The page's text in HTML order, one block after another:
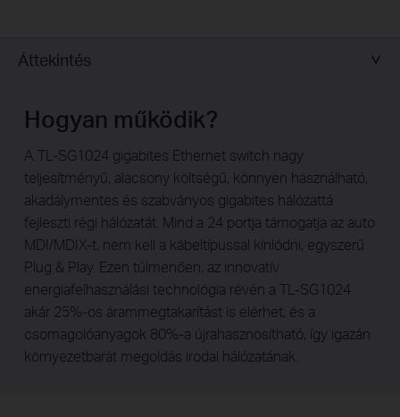
Áttekintés
Hogyan működik?
A TL-SG1024 gigabites Ethernet switch nagy
teljesítményű, alacsony költségű, könnyen használható,
akadálymentes és szabványos gigabites hálózattá
fejleszti régi hálózatát. Mind a 24 portja támogatja az auto
MDI/MDIX-t, nem kell a kábeltípussal kínlódni, egyszerű
Plug & Play. Ezen túlmenően, az innovatív
energiafelhasználási technológia révén a TL-SG1024
akár 25%-os árammegtakarítást is elérhet, és a
csomagolóanyagok 80%-a újrahasznosítható, így igazán
környezetbarát megoldás irodai hálózatának.